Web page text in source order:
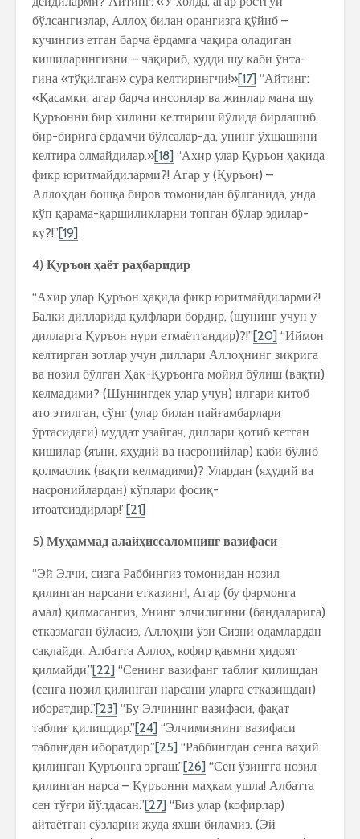
бўлсангизлар, Аллоҳ билан орангизга қўйиб –
кучингиз етган барча ёрдамга чақира оладиган
кишиларингизни – чақириб, худди шу каби ўнта-
гина «тўқилган» сура келтирингчи!»[17] “Айтинг:
«Қасамки, агар барча инсонлар ва жинлар мана шу
Қуръонни бир хилини келтириш йўлида бирлашиб,
бир-бирига ёрдамчи бўлсалар-да, унинг ўхшашини
келтира олмайдилар.»[18] “Ахир улар Қуръон ҳақида
фикр юритмайдиларми?! Агар у (Қуръон) –
Аллоҳдан бошқа биров томонидан бўлганида, унда
кўп қарама-қаршиликларни топган бўлар эдилар-
ку?!”[19]
4) Қуръон ҳаёт раҳбаридир
“Ахир улар Қуръон ҳақида фикр юритмайдиларми?!
Балки дилларида қулфлари бордир, (шунинг учун у
дилларга Қуръон нури етмаётгандир)?!”[20] “Иймон
келтирган зотлар учун диллари Аллоҳнинг зикрига
ва нозил бўлган Ҳақ-Қуръонга мойил бўлиш (вақти)
келмадими? (Шунингдек улар учун) илгари китоб
ато этилган, сўнг (улар билан пайғамбарлари
ўртасидаги) муддат узайгач, диллари қотиб кетган
кишилар (яъни, яҳудий ва насронийлар) каби бўлиб
қолмаслик (вақти келмадими)? Улардан (яҳудий ва
насронийлардан) кўплари фосиқ-
итоатсиздирлар!”[21]
5) Муҳаммад алайҳиссаломнинг вазифаси
“Эй Элчи, сизга Раббингиз томонидан нозил
қилинган нарсани етказинг!, Агар (бу фармонга
амал) қилмасангиз, Унинг элчилигини (бандаларига)
етказмаган бўласиз, Аллоҳни ўзи Сизни одамлардан
сақлайди. Албатта Аллоҳ, кофир қавмни ҳидоят
қилмайди.”[22] “Сенинг вазифанг таблиғ қилишдан
(сенга нозил қилинган нарсани уларга етказишдан)
иборатдир.”[23] “Бу Элчининг вазифаси, фақат
таблиғ қилишдир.”[24] “Элчимизнинг вазифаси
таблиғдан иборатдир.”[25] “Раббингдан сенга ваҳий
қилинган Қуръонга эргаш.”[26] “Сен ўзингга нозил
қилинган нарса – Қуръонни маҳкам ушла! Албатта
сен тўғри йўлдасан.”[27] “Биз улар (кофирлар)
айтаётган сўзларни жуда яхши биламиз. (Эй